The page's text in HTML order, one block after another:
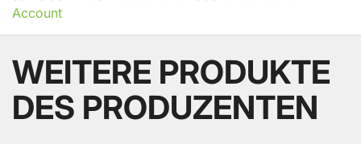
Account
WEITERE PRODUKTE
DES PRODUZENTEN